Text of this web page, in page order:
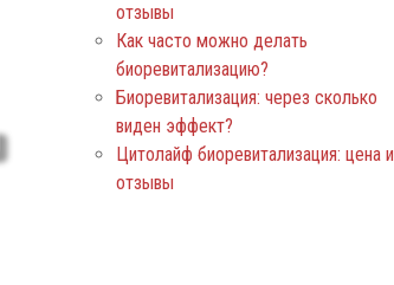
отзывы
Как часто можно делать
биоревитализацию?
Биоревитализация: через сколько
виден эффект?
Цитолайф биоревитализация: цена и
отзывы